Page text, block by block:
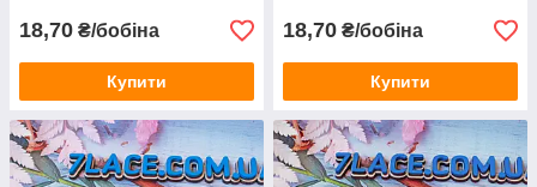
18,70 ₴/бобіна
Купити
18,70 ₴/бобіна
Купити